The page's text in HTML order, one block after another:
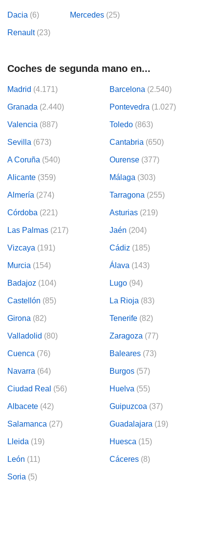
Dacia (6) Mercedes(25)
Renault(23)
Coches de segunda mano en...
Madrid (4.171) Barcelona (2.540)
Granada (2.440) Pontevedra (1.027)
Valencia (887) Toledo (863)
Sevilla (673) Cantabria (650)
A Coruña (540) Ourense (377)
Alicante (359) Málaga (303)
Almería (274) Tarragona (255)
Córdoba (221) Asturias (219)
Las Palmas (217) Jaén (204)
Vizcaya (191) Cádiz (185)
Murcia (154) Álava (143)
Badajoz (104) Lugo (94)
Castellón (85) La Rioja (83)
Girona (82) Tenerife (82)
Valladolid (80) Zaragoza (77)
Cuenca (76) Baleares (73)
Navarra (64) Burgos (57)
Ciudad Real (56) Huelva (55)
Albacete (42) Guipuzcoa (37)
Salamanca (27) Guadalajara (19)
Lleida (19) Huesca (15)
León (11) Cáceres (8)
Soria (5)